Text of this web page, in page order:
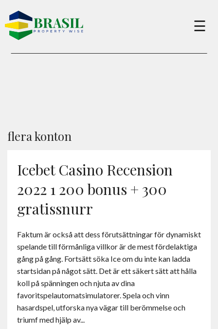
×
About
Services
Charity
English
☰
flera konton
Icebet Casino Recension
2022 1 200 bonus + 300
gratissnurr
Faktum är också att dess förutsättningar för dynamiskt
spelande till förmånliga villkor är de mest fördelaktiga
gång på gång. Fortsätt söka Ice om du inte kan ladda
startsidan på något sätt. Det är ett säkert sätt att hålla
koll på spänningen och njuta av dina
favoritspelautomatsimulatorer. Spela och vinn
hasardspel, utforska nya vägar till berömmelse och
triumf med hjälp av...